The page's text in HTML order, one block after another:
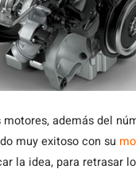
además del
muy exitoso con su
la idea, para retrasar